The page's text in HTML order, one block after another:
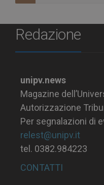
Redazione
unipv.news
Magazine
Autorizzazione
Per segnalazioni di
relest@unipv.it
tel. 0382.984223
CONTATTI